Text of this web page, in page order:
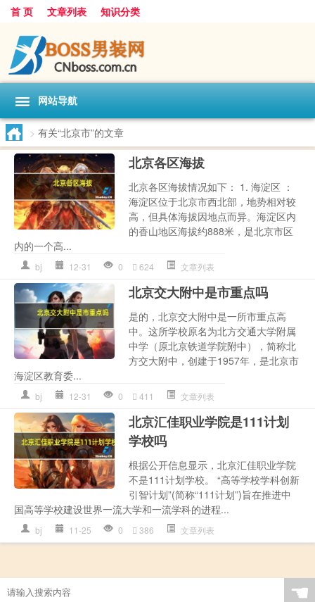
首 页 文章列表 知识分类
网站导航
> 有关“北京市”的文章
北京各区海拔
北京各区海拔情况如下： 1. 海淀区 ：
海淀区位于北京市西北部，地势相对较
高，但具体海拔因地点而异。海淀区内
的香山地区海拔约888米，是北京市区
内的一个高...
bj 12-31 0 624 文章列表
北京交大附中是市重点吗
是的，北京交大附中是一所市重点高
中。这所学校原名为北方交通大学附属
中学（原北京铁道学院附中），简称北
方交大附中，创建于1957年，是北京市
海淀区教育委...
bj 12-31 0 411 文章列表
北京汇佳职业学院是111计划
学校吗
根据公开信息显示，北京汇佳职业学院
不是111计划学校。 “高等学校学科创新
引智计划”(简称“111计划”)旨在推进中
国高等学校建设世界一流大学和一流学科的进程...
bj 11-25 0 386 文章列表
☚